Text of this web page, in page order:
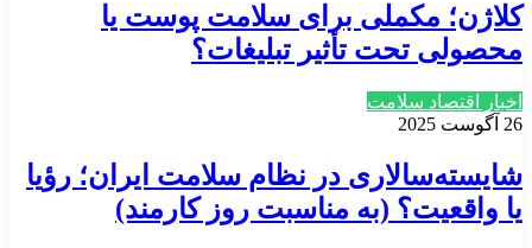
کلاژن؛ مکملی برای سلامت پوست یا
محصولی تحت تأثیر تبلیغات؟
اخبار اقتصاد سلامت
26 آگوست 2025
شایسته‌سالاری در نظام سلامت ایران؛ رؤیا
یا واقعیت؟ (به مناسبت روز کارمند)